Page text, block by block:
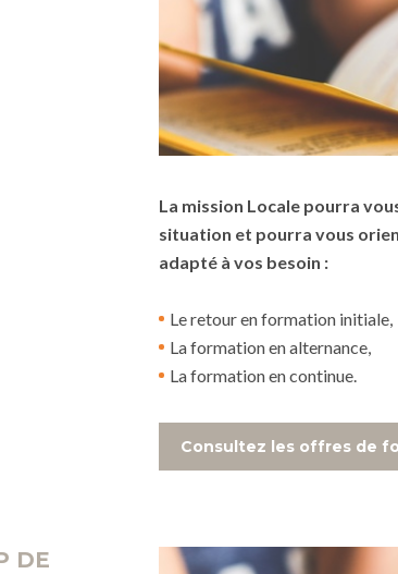
La mission Locale pourra
situation et pourra vous
adapté à vos besoin :
Le retour en formation initiale,
La formation en alternance,
La formation en continue.
Consultez les offres de
DE